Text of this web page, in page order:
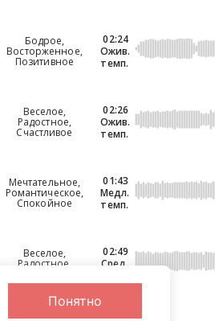
Бодрое,
Восторженное,
Позитивное
02:24
Ожив.
темп.
Веселое,
Радостное,
Счастливое
02:26
Ожив.
темп.
Мечтательное,
Романтическое,
Спокойное
01:43
Медл.
темп.
Веселое,
Радостное,
02:49
Сред.
Понятно